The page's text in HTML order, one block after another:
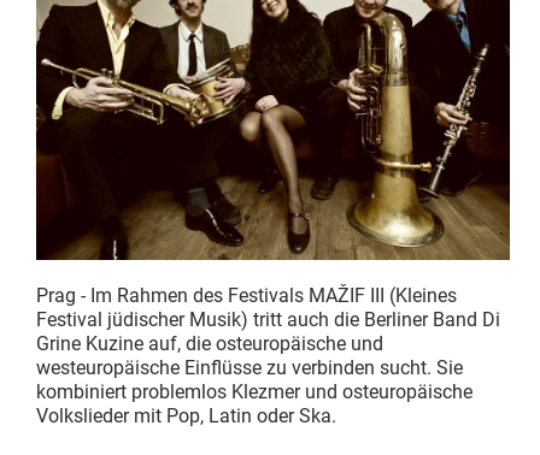
Prag - Im Rahmen des Festivals MAŽIF III (Kleines
Festival jüdischer Musik) tritt auch die Berliner Band Di
Grine Kuzine auf, die osteuropäische und
westeuropäische Einflüsse zu verbinden sucht. Sie
kombiniert problemlos Klezmer und osteuropäische
Volkslieder mit Pop, Latin oder Ska.